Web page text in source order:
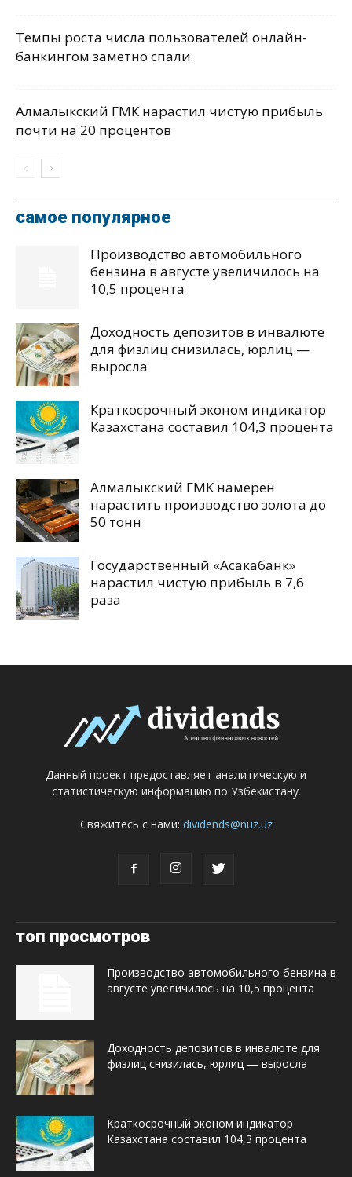
Темпы роста числа пользователей онлайн-
банкингом заметно спали
Алмалыкский ГМК нарастил чистую прибыль
почти на 20 процентов
самое популярное
Производство автомобильного
бензина в августе увеличилось на
10,5 процента
Доходность депозитов в инвалюте
для физлиц снизилась, юрлиц —
выросла
Краткосрочный эконом индикатор
Казахстана составил 104,3 процента
Алмалыкский ГМК намерен
нарастить производство золота до
50 тонн
Государственный «Асакабанк»
нарастил чистую прибыль в 7,6
раза
Данный проект предоставляет аналитическую и
статистическую информацию по Узбекистану.
Свяжитесь с нами: dividends@nuz.uz
топ просмотров
Производство автомобильного бензина в
августе увеличилось на 10,5 процента
Доходность депозитов в инвалюте для
физлиц снизилась, юрлиц — выросла
Краткосрочный эконом индикатор
Казахстана составил 104,3 процента